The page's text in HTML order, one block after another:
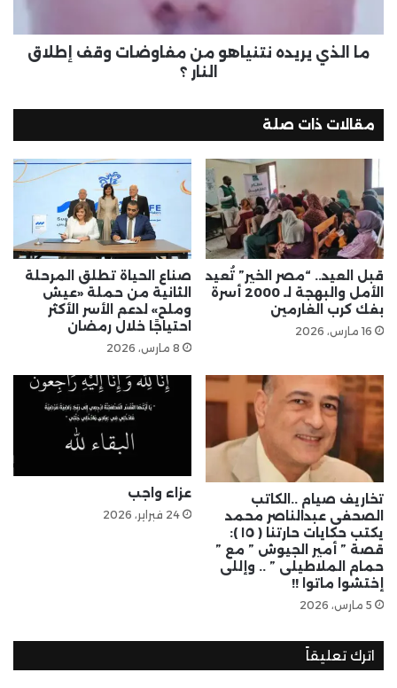
ما الذي يريده نتنياهو من مفاوضات وقف إطلاق
النار ؟
مقالات ذات صلة
قبل العيد.. “مصر الخير” تُعيد
الأمل والبهجة لـ 2000 أسرة
بفك كرب الغارمين
16 مارس، 2026
صناع الحياة تطلق المرحلة
الثانية من حملة «عيش
وملح» لدعم الأسر الأكثر
احتياجًا خلال رمضان
8 مارس، 2026
تخاريف صيام ..الكاتب
الصحفى عبدالناصر محمد
يكتب حكايات حارتنا ( ١٥ ):
قصة ” أمير الجيوش ” مع ”
حمام الملاطيلى ” .. وإللى
إختشوا ماتوا !!
5 مارس، 2026
عزاء واجب
24 فبراير، 2026
اترك تعليقاً